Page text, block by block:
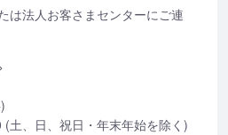
は法人お客さまセンターにご連
土、日、祝日・年末年始を除く)